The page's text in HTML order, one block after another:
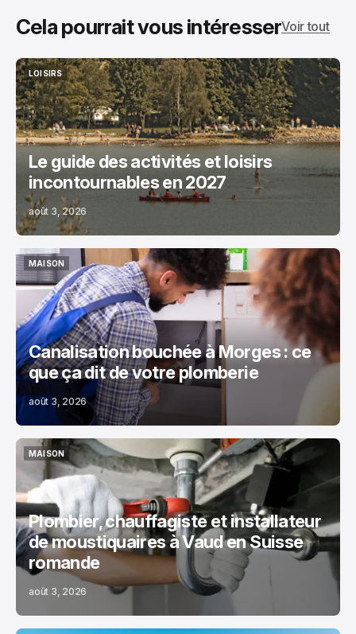
Cela pourrait vous intéresserVoir tout
LOISIRS
LOISIRS
Le guide des activités et loisirs
incontournables en 2027
août 3, 2026
MAISON
MAISON
Canalisation bouchée à Morges : ce
que ça dit de votre plomberie
août 3, 2026
MAISON
MAISON
Plombier, chauffagiste et installateur
de moustiquaires à Vaud en Suisse
romande
août 3, 2026